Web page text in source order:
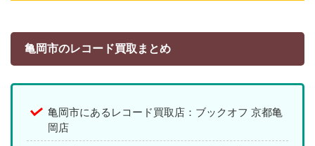
亀岡市のレコード買取まとめ
亀岡市にあるレコード買取店：ブックオフ 京都亀
岡店